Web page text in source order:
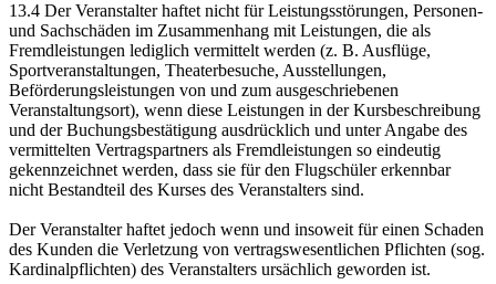
13.4 Der Veranstalter haftet nicht für Leistungsstörungen, Personen-
und Sachschäden im Zusammenhang mit Leistungen, die als
Fremdleistungen lediglich vermittelt werden (z. B. Ausflüge,
Sportveranstaltungen, Theaterbesuche, Ausstellungen,
Beförderungsleistungen von und zum ausgeschriebenen
Veranstaltungsort), wenn diese Leistungen in der Kursbeschreibung
und der Buchungsbestätigung ausdrücklich und unter Angabe des
vermittelten Vertragspartners als Fremdleistungen so eindeutig
gekennzeichnet werden, dass sie für den Flugschüler erkennbar
nicht Bestandteil des Kurses des Veranstalters sind.
Der Veranstalter haftet jedoch wenn und insoweit für einen Schaden
des Kunden die Verletzung von vertragswesentlichen Pflichten (sog.
Kardinalpflichten) des Veranstalters ursächlich geworden ist.